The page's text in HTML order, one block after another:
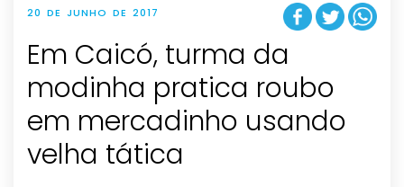
20 DE JUNHO DE 2017
Em Caicó, turma da
modinha pratica roubo
em mercadinho usando
velha tática